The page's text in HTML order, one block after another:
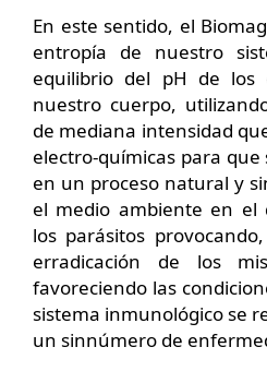
En este sentido, el
entropía de nuestro
equilibrio del pH de los
nuestro cuerpo,
de mediana intensidad
electro-químicas para
en un proceso natural y
el medio ambiente en el
los parásitos
erradicación de los
favoreciendo las
sistema inmunológico se
un sinnúmero de